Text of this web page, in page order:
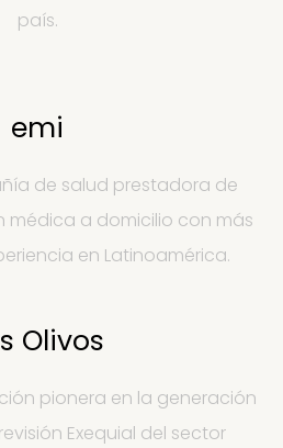
país.
emi
de salud prestadora de
médica a domicilio con más
en Latinoamérica.
Olivos
pionera en la generación
Exequial del sector